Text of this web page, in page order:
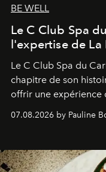
BE WELL
Le C Club Spa
l'expertise de La
Le C Club Spa du
chapitre de son
offrir une expérience
expertise se
07.08.2026 by Pauline